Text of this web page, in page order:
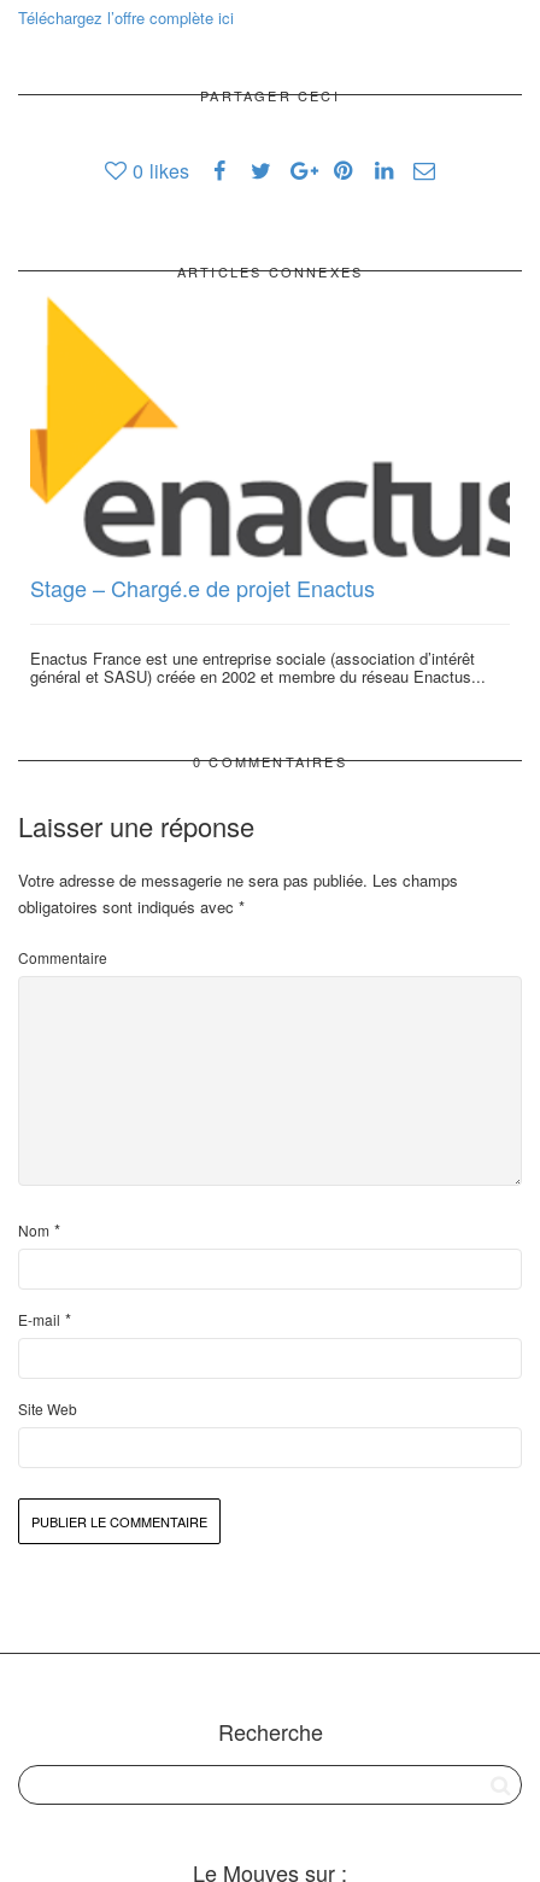
Téléchargez l’offre complète ici
PARTAGER CECI
0 likes
ARTICLES CONNEXES
Stage – Chargé.e de projet Enactus
Enactus France est une entreprise sociale (association d’intérêt
général et SASU) créée en 2002 et membre du réseau Enactus...
0 COMMENTAIRES
Laisser une réponse
Votre adresse de messagerie ne sera pas publiée. Les champs
obligatoires sont indiqués avec *
Commentaire
Nom *
E-mail *
Site Web
Recherche
Le Mouves sur :